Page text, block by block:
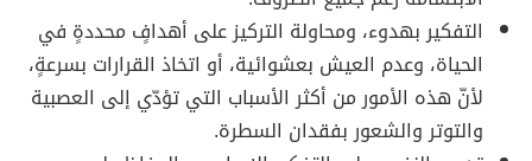
التفكير بهدوء، ومحاولة التركيز على أهدافٍ محددةٍ في
الحياة، وعدم العيش بعشوائية، أو اتخاذ القرارات بسرعةٍ،
لأنّ هذه الأمور من أكثر الأسباب التي تؤدّي إلى العصبية
والتوتر والشعور بفقدان السطرة.